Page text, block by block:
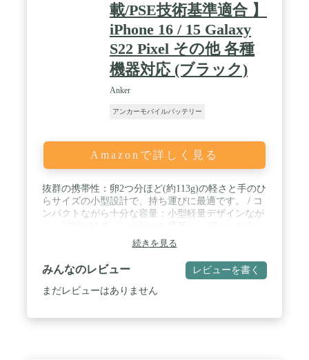
載/PSE技術基準適合 】
iPhone 16 / 15 Galaxy
S22 Pixel その他 各種
機器対応 (ブラック)
Anker
アンカーモバイルバッテリー
Amazonで詳しく見る
抜群の携帯性：卵2つ分ほど(約113g)の軽さと手のひ
らサイズの小型設計で、持ち運びに最適です。 / コ
ンパクトながら十分な容量：小型軽量デザインなが
Galaxy S22を含む幅広いスマートフォンを約1回満充
電できます。 / USB-Cポート搭載：入出力対応の
USB-Cポートを搭載し、USB-Aポートとの同時利用
も可能です。 / 優れた保護機能：過電圧保護や電子
回路のショート防止、温度管理など、Anker独自の
続きを見る
みんなのレビュー レビューを書く
まだレビューはありません